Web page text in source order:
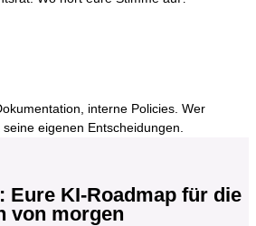
interne Policies. Wer
eigenen Entscheidungen.
Eure KI-Roadmap für die
von morgen